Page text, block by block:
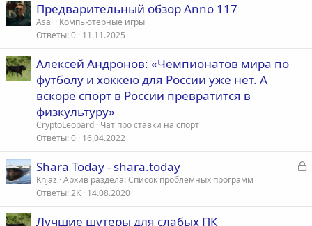
Предварительный обзор Anno 117
Asal
Компьютерные игры
Ответы 0 11.11.2025
Алексей Андронов: «Чемпионатов мира по
футболу и хоккею для России уже нет. А
вскоре спорт в России превратится в
физкультуру»
CryptoLeopard Чат про ставки на спорт
Ответы 0 16.04.2022
З
Shara Today - shara.today
Knjaz Архив раздела: Список проблемных программ
Ответы 2K 14.08.2020
Лучшие шутеры для слабых ПК